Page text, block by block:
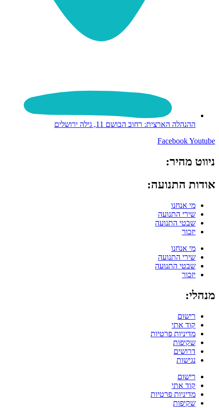
ההנהלה הארצית: רחוב הבושם 11, גילה ירושלים
FacebookYoutube
ניווט מהיר:
אודות התנועה:
מי אנחנו
שירי התנועה
שבטי התנועה
יזכור
מי אנחנו
שירי התנועה
שבטי התנועה
יזכור
מנהלי:
רישום
קוד אתי
מדיניות פרטיות
שקיפות
דרושים
נגישות
רישום
קוד אתי
מדיניות פרטיות
שקיפות